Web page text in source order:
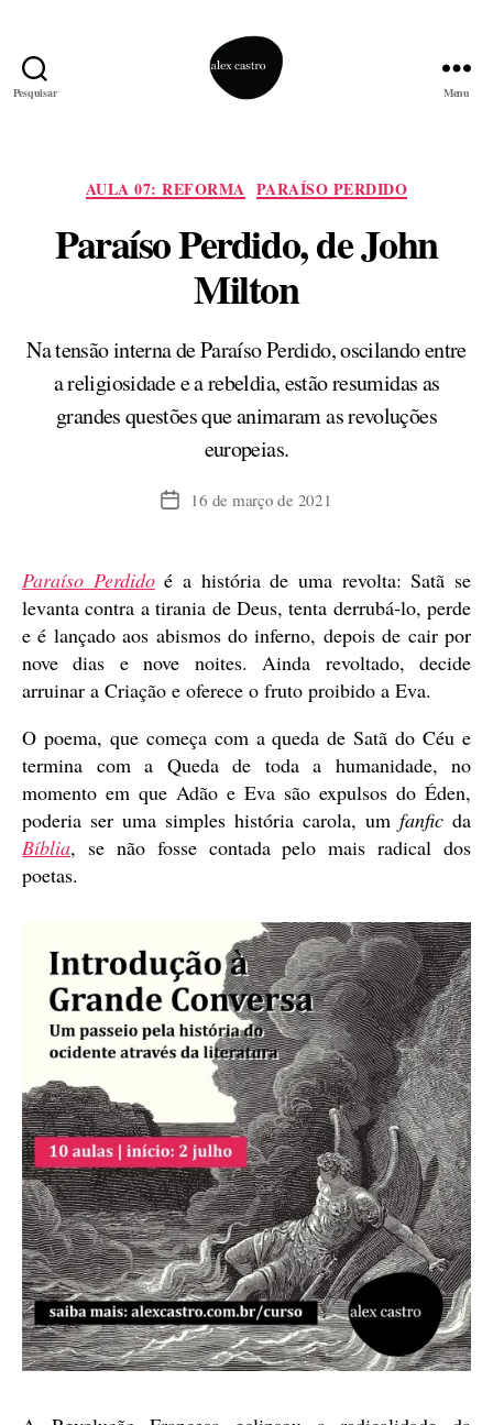
Pesquisar Menu
Categorias
AULA 07: REFORMA PARAÍSO PERDIDO
Paraíso Perdido, de John
Milton
Na tensão interna de Paraíso Perdido, oscilando entre
a religiosidade e a rebeldia, estão resumidas as
grandes questões que animaram as revoluções
europeias.
Data16 de março de 2021
Paraíso Perdidoé a história de uma revolta: Satã se
levanta contra a tirania de Deus, tenta derrubá-lo, perde
e é lançado aos abismos do inferno, depois de cair por
nove dias e nove noites. Ainda revoltado, decide
arruinar a Criação e oferece o fruto proibido a Eva.
O poema, que começa com a queda de Satã do Céu e
termina com a Queda de toda a humanidade, no
momento em que Adão e Eva são expulsos do Éden,
poderia ser uma simples história carola, um fanfic da
Bíblia, se não fosse contada pelo mais radical dos
poetas.